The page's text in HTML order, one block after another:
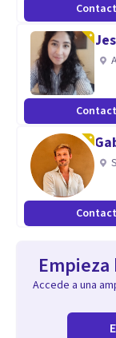
Accede a una